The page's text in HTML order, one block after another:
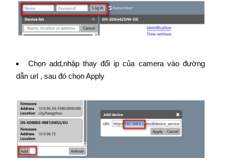
Chọn add,nhập thay đổi ip của camera vào đường
dẫn url , sau đó chọn Apply